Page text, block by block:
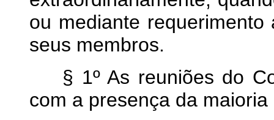
ou mediante
seus membros.
§ 1º As reuniões do
com a presença da